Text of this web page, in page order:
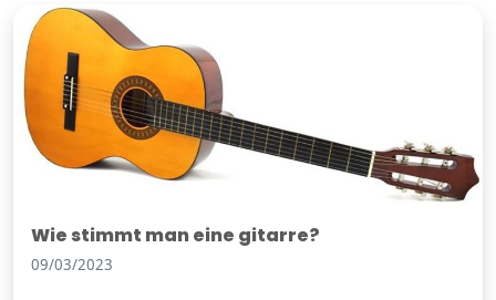
Wie stimmt man eine gitarre?
09/03/2023